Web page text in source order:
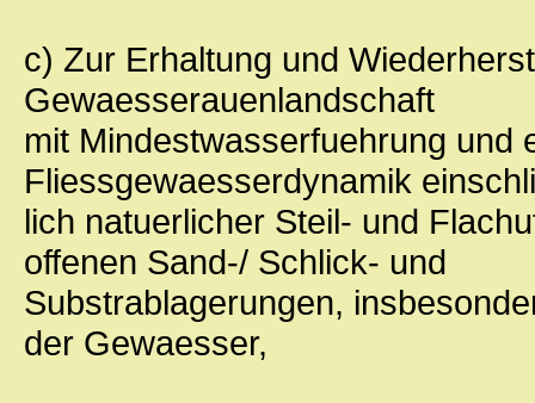
c) Zur Erhaltung und
Gewaesserauenlandschaft
mit Mindestwasserfuehrung und
Fliessgewaesserdynamik
lich natuerlicher Steil- und
offenen Sand-/ Schlick- und
Substrablagerungen,
der Gewaesser,